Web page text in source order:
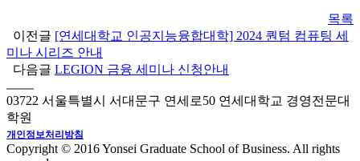
목록
이전글 [연세대학교 인공지능융합대학] 2024 퀀텀 컴퓨팅 세
미나 시리즈 안내
다음글 LEGION 금융 세미나 신청안내
03722 서울특별시 서대문구 연세로50 연세대학교 경영전문대
학원
개인정보처리방침
Copyright © 2016 Yonsei Graduate School of Business. All rights